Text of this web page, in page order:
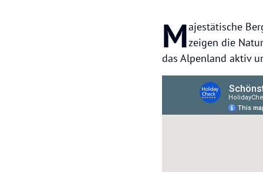
Majestätische
zeigen die
das Alpenland aktiv